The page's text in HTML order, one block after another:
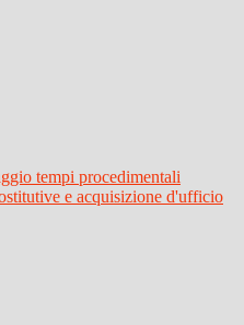
tempi procedimentali
e acquisizione d'ufficio